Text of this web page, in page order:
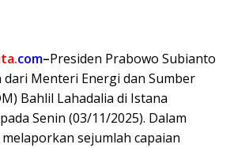
com–Presiden Prabowo Subianto
Menteri Energi dan Sumber
Bahlil Lahadalia di Istana
Senin (03/11/2025). Dalam
sejumlah capaian